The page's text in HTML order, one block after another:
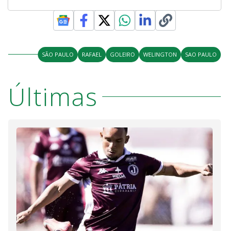
SÃO PAULO RAFAEL GOLEIRO WELINGTON SAO PAULO
Últimas